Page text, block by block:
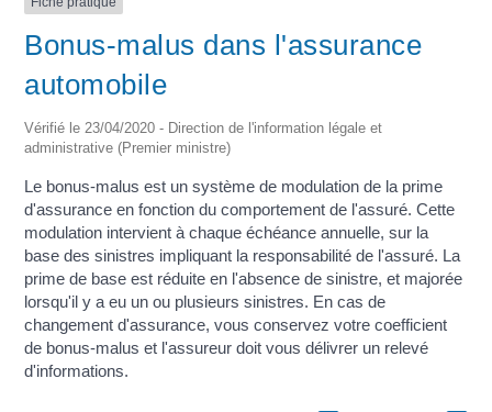
Bonus-malus dans l'assurance
automobile
Vérifié le 23/04/2020 - Direction de l'information légale et
administrative (Premier ministre)
Le bonus-malus est un système de modulation de la prime
d'assurance en fonction du comportement de l'assuré. Cette
modulation intervient à chaque échéance annuelle, sur la
base des sinistres impliquant la responsabilité de l'assuré. La
prime de base est réduite en l'absence de sinistre, et majorée
lorsqu'il y a eu un ou plusieurs sinistres. En cas de
changement d'assurance, vous conservez votre coefficient
de bonus-malus et l'assureur doit vous délivrer un relevé
d'informations.